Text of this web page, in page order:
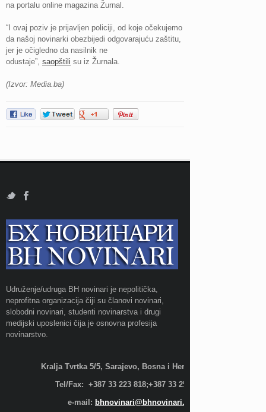
na portalu online magazina Žurnal.
“I ovaj poziv je prijavljen policiji, od koje očekujemo
da našoj novinarki obezbijedi odgovarajuću zaštitu,
jer je očigledno da nasilnik ne
odustaje”, saopštili su iz Žurnala.
(Izvor: Media.ba)
Udruženje/udruga BH novinari je nepolitička,
neprofitna organizacija čiji su članovi novinari,
slobodni novinari, studenti novinarstva i drugi
medijski uposlenici čija je osnovna profesija
novinarstvo.
Kralja Tvrtka 5/5, Sarajevo, Bosna i Hercegovina;
Tel/Fax: +387 33 223 818;+387 33 255 600
e-mail: bhnovinari@bhnovinari.ba